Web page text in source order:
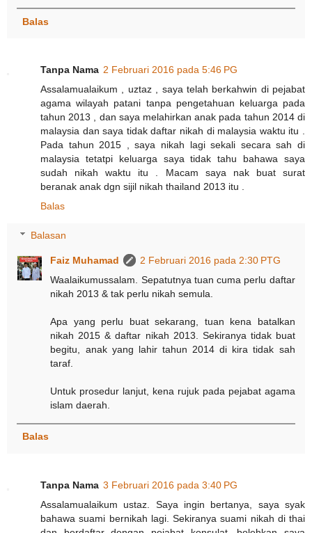
Balas
Tanpa Nama 2 Februari 2016 pada 5:46 PG
Assalamualaikum , uztaz , saya telah berkahwin di pejabat
agama wilayah patani tanpa pengetahuan keluarga pada
tahun 2013 , dan saya melahirkan anak pada tahun 2014 di
malaysia dan saya tidak daftar nikah di malaysia waktu itu .
Pada tahun 2015 , saya nikah lagi sekali secara sah di
malaysia tetatpi keluarga saya tidak tahu bahawa saya
sudah nikah waktu itu . Macam saya nak buat surat
beranak anak dgn sijil nikah thailand 2013 itu .
Balas
Balasan
Faiz Muhamad
2 Februari 2016 pada 2:30 PTG
Waalaikumussalam. Sepatutnya tuan cuma perlu daftar
nikah 2013 & tak perlu nikah semula.
Apa yang perlu buat sekarang, tuan kena batalkan
nikah 2015 & daftar nikah 2013. Sekiranya tidak buat
begitu, anak yang lahir tahun 2014 di kira tidak sah
taraf.
Untuk prosedur lanjut, kena rujuk pada pejabat agama
islam daerah.
Balas
Tanpa Nama 3 Februari 2016 pada 3:40 PG
Assalamualaikum ustaz. Saya ingin bertanya, saya syak
bahawa suami bernikah lagi. Sekiranya suami nikah di thai